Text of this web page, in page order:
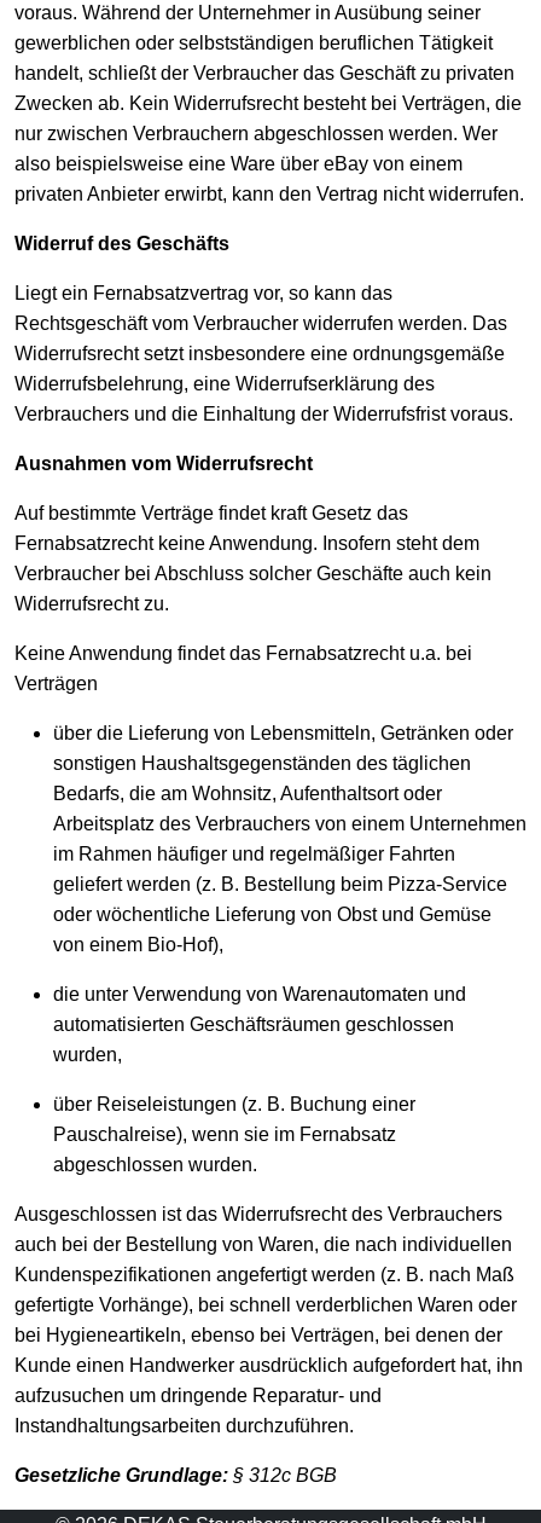
voraus. Während der Unternehmer in Ausübung seiner
gewerblichen oder selbstständigen beruflichen Tätigkeit
handelt, schließt der Verbraucher das Geschäft zu privaten
Zwecken ab. Kein Widerrufsrecht besteht bei Verträgen, die
nur zwischen Verbrauchern abgeschlossen werden. Wer
also beispielsweise eine Ware über eBay von einem
privaten Anbieter erwirbt, kann den Vertrag nicht widerrufen.
Widerruf des Geschäfts
Liegt ein Fernabsatzvertrag vor, so kann das
Rechtsgeschäft vom Verbraucher widerrufen werden. Das
Widerrufsrecht setzt insbesondere eine ordnungsgemäße
Widerrufsbelehrung, eine Widerrufserklärung des
Verbrauchers und die Einhaltung der Widerrufsfrist voraus.
Ausnahmen vom Widerrufsrecht
Auf bestimmte Verträge findet kraft Gesetz das
Fernabsatzrecht keine Anwendung. Insofern steht dem
Verbraucher bei Abschluss solcher Geschäfte auch kein
Widerrufsrecht zu.
Keine Anwendung findet das Fernabsatzrecht u.a. bei
Verträgen
über die Lieferung von Lebensmitteln, Getränken oder
sonstigen Haushaltsgegenständen des täglichen
Bedarfs, die am Wohnsitz, Aufenthaltsort oder
Arbeitsplatz des Verbrauchers von einem Unternehmen
im Rahmen häufiger und regelmäßiger Fahrten
geliefert werden (z. B. Bestellung beim Pizza-Service
oder wöchentliche Lieferung von Obst und Gemüse
von einem Bio-Hof),
die unter Verwendung von Warenautomaten und
automatisierten Geschäftsräumen geschlossen
wurden,
über Reiseleistungen (z. B. Buchung einer
Pauschalreise), wenn sie im Fernabsatz
abgeschlossen wurden.
Ausgeschlossen ist das Widerrufsrecht des Verbrauchers
auch bei der Bestellung von Waren, die nach individuellen
Kundenspezifikationen angefertigt werden (z. B. nach Maß
gefertigte Vorhänge), bei schnell verderblichen Waren oder
bei Hygieneartikeln, ebenso bei Verträgen, bei denen der
Kunde einen Handwerker ausdrücklich aufgefordert hat, ihn
aufzusuchen um dringende Reparatur- und
Instandhaltungsarbeiten durchzuführen.
Gesetzliche Grundlage: § 312c BGB